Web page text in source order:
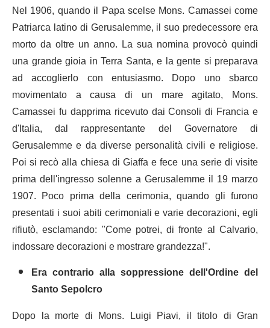
Nel 1906, quando il Papa scelse Mons. Camassei come
Patriarca latino di Gerusalemme, il suo predecessore era
morto da oltre un anno. La sua nomina provocò quindi
una grande gioia in Terra Santa, e la gente si preparava
ad accoglierlo con entusiasmo. Dopo uno sbarco
movimentato a causa di un mare agitato, Mons.
Camassei fu dapprima ricevuto dai Consoli di Francia e
d'Italia, dal rappresentante del Governatore di
Gerusalemme e da diverse personalità civili e religiose.
Poi si recò alla chiesa di Giaffa e fece una serie di visite
prima dell'ingresso solenne a Gerusalemme il 19 marzo
1907. Poco prima della cerimonia, quando gli furono
presentati i suoi abiti cerimoniali e varie decorazioni, egli
rifiutò, esclamando: "Come potrei, di fronte al Calvario,
indossare decorazioni e mostrare grandezza!".
Era contrario alla soppressione dell'Ordine del
Santo Sepolcro
Dopo la morte di Mons. Luigi Piavi, il titolo di Gran